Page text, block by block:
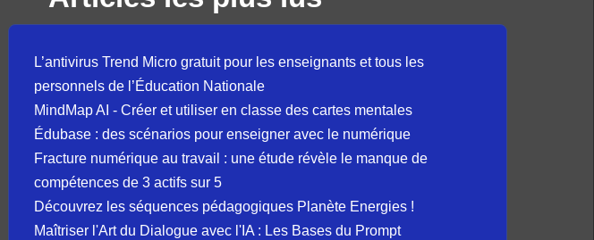
L’antivirus Trend Micro gratuit pour les enseignants et tous les
personnels de l’Éducation Nationale
MindMap AI - Créer et utiliser en classe des cartes mentales
Édubase : des scénarios pour enseigner avec le numérique
Fracture numérique au travail : une étude révèle le manque de
compétences de 3 actifs sur 5
Découvrez les séquences pédagogiques Planète Energies !
Maîtriser l'Art du Dialogue avec l'IA : Les Bases du Prompt